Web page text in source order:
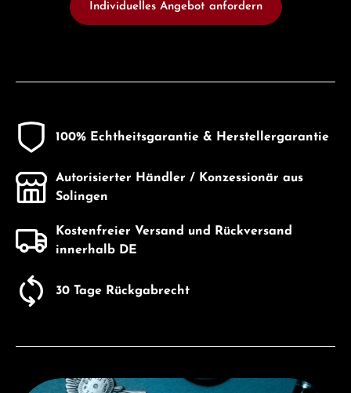
Individuelles Angebot anfordern
100% Echtheitsgarantie & Herstellergarantie
Autorisierter Händler / Konzessionär aus
Solingen
Kostenfreier Versand und Rückversand
innerhalb DE
30 Tage Rückgabrecht
Entdecken Sie Citizen